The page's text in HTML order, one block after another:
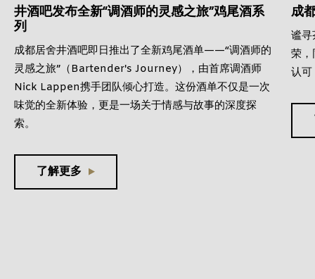
井酒吧发布全新“调酒师的灵感之旅”鸡尾酒系
列
成都居舍井酒吧即日推出了全新鸡尾酒单——“调酒师的
灵感之旅”（Bartender's Journey），由首席调酒师
Nick Lappen携手团队倾心打造。这份酒单不仅是一次
味觉的全新体验，更是一场关于情感与故事的深度探
索。
了解更多
成
谧寻
荣
认可